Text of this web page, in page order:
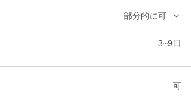
部分的に可
3~9日
可